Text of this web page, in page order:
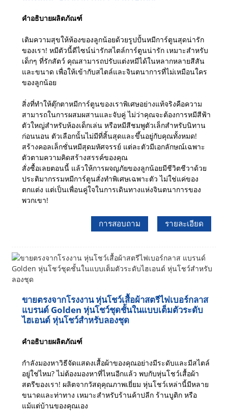
คำอธิบายผลิตภัณฑ์
เติมความสุขให้ห้องของลูกน้อยด้วยรูปปั้นหมีการ์ตูนสุดน่ารัก
ของเรา! หมีตัวนี้ดีไซน์น่ารักสไตล์การ์ตูนน่ารัก เหมาะสำหรับ
เด็กๆ ที่รักสัตว์ คุณสามารถปรับแต่งหมีได้ในหลากหลายสีสัน
และขนาด เพื่อให้เข้ากับสไตล์และจินตนาการที่ไม่เหมือนใคร
ของลูกน้อย
สิ่งที่ทำให้ตุ๊กตาหมีการ์ตูนของเราพิเศษอย่างแท้จริงคือความ
สามารถในการผสมผสานและจับคู่ ไม่ว่าคุณจะต้องการหมีสีฟ้า
ตัวใหญ่สำหรับห้องเด็กเล่น หรือหมีสีชมพูตัวเล็กสำหรับนิทาน
ก่อนนอน ตัวเลือกนั้นไม่มีที่สิ้นสุดและขึ้นอยู่กับคุณทั้งหมด!
สร้างคอลเล็กชั่นหมีสุดมหัศจรรย์ แต่ละตัวมีเอกลักษณ์เฉพาะ
ตัวตามความคิดสร้างสรรค์ของคุณ
สั่งซื้อเลยตอนนี้ แล้วให้การผจญภัยของลูกน้อยมีชีวิตชีวาด้วย
ประติมากรรมหมีการ์ตูนสั่งทำพิเศษเฉพาะตัว ไม่ใช่แค่ของ
ตกแต่ง แต่เป็นเพื่อนคู่ใจในการเดินทางแห่งจินตนาการของ
พวกเขา!
การสอบถาม รายละเอียด
ขายตรงจากโรงงาน หุ่นโชว์เสื้อผ้าสตรีไฟเบอร์กลาส
แบรนด์ Golden หุ่นโชว์ชุดชั้นในแบบเต็มตัวระดับ
ไฮเอนด์ หุ่นโชว์สำหรับลองชุด
คำอธิบายผลิตภัณฑ์
กำลังมองหาวิธีจัดแสดงเสื้อผ้าของคุณอย่างมีระดับและมีสไตล์
อยู่ใช่ไหม? ไม่ต้องมองหาที่ไหนอีกแล้ว พบกับหุ่นโชว์เสื้อผ้า
สตรีของเรา! ผลิตจากวัสดุคุณภาพเยี่ยม หุ่นโชว์เหล่านี้มีหลาย
ขนาดและท่าทาง เหมาะสำหรับร้านค้าปลีก ร้านบูติก หรือ
แม้แต่บ้านของคุณเอง